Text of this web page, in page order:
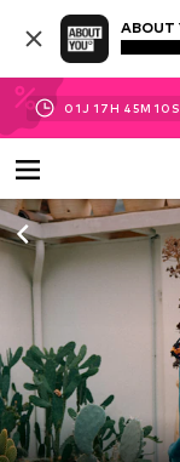
ABOUT
01J 17H 45M 10 S